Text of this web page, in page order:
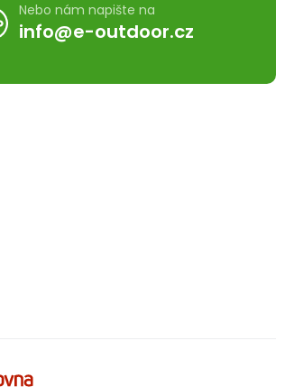
Nebo nám napište na
info@e-outdoor.cz